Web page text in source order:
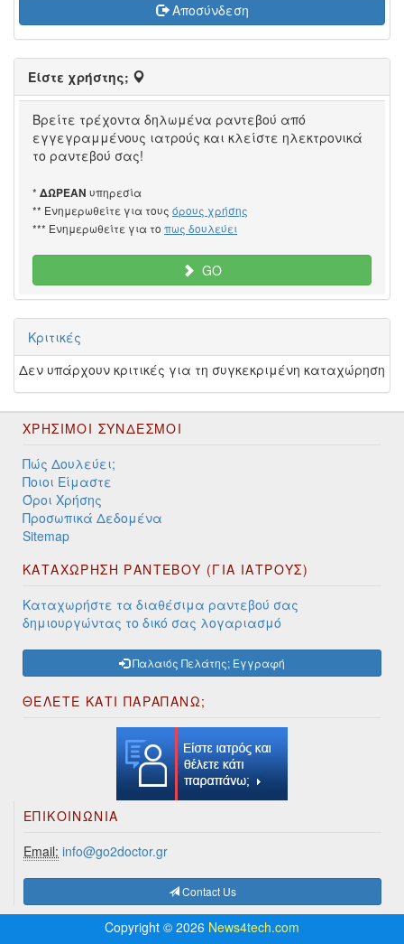
Αποσύνδεση
Είστε χρήστης;
Βρείτε τρέχοντα δηλωμένα ραντεβού από
εγγεγραμμένους ιατρούς και κλείστε ηλεκτρονικά
το ραντεβού σας!
* ΔΩΡΕΑΝ υπηρεσία
** Ενημερωθείτε για τους όρους χρήσης
*** Ενημερωθείτε για το πως δουλεύει
GO
Κριτικές
Δεν υπάρχουν κριτικές για τη συγκεκριμένη καταχώρηση
ΧΡΉΣΙΜΟΙ ΣΎΝΔΕΣΜΟΙ
Πώς Δουλεύει;
Ποιοι Είμαστε
Όροι Χρήσης
Προσωπικά Δεδομένα
Sitemap
ΚΑΤΑΧΩΡΗΣΗ ΡΑΝΤΕΒΟΥ (ΓΙΑ ΙΑΤΡΟΥΣ)
Καταχωρήστε τα διαθέσιμα ραντεβού σας
δημιουργώντας το δικό σας λογαριασμό
Παλαιός Πελάτης; Εγγραφή
ΘΕΛΕΤΕ ΚΑΤΙ ΠΑΡΑΠΑΝΩ;
ΕΠΙΚΟΙΝΩΝΊΑ
Email: info@go2doctor.gr
Contact Us
Copyright © 2026 News4tech.com